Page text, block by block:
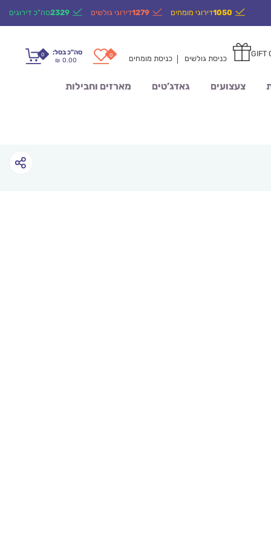
1050דירוגי מומחים 1279דירוגי גולשים 2329סה"כ דירוגים
GIFT כניסת גולשים כניסת מומחים 0
0 סה"כ בסל:
₪ 0.00
צעצועים גאדג’טים מארזים וחבילות